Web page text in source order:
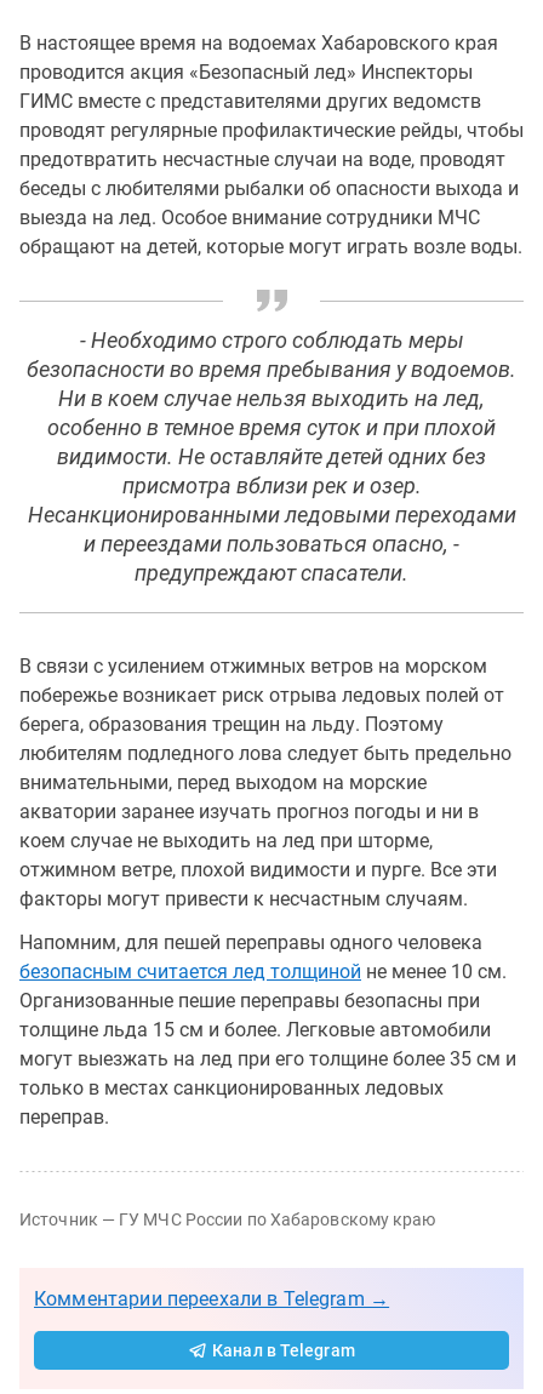
В настоящее время на водоемах Хабаровского края
проводится акция «Безопасный лед» Инспекторы
ГИМС вместе с представителями других ведомств
проводят регулярные профилактические рейды, чтобы
предотвратить несчастные случаи на воде, проводят
беседы с любителями рыбалки об опасности выхода и
выезда на лед. Особое внимание сотрудники МЧС
обращают на детей, которые могут играть возле воды.
- Необходимо строго соблюдать меры
безопасности во время пребывания у водоемов.
Ни в коем случае нельзя выходить на лед,
особенно в темное время суток и при плохой
видимости. Не оставляйте детей одних без
присмотра вблизи рек и озер.
Несанкционированными ледовыми переходами
и переездами пользоваться опасно, -
предупреждают спасатели.
В связи с усилением отжимных ветров на морском
побережье возникает риск отрыва ледовых полей от
берега, образования трещин на льду. Поэтому
любителям подледного лова следует быть предельно
внимательными, перед выходом на морские
акватории заранее изучать прогноз погоды и ни в
коем случае не выходить на лед при шторме,
отжимном ветре, плохой видимости и пурге. Все эти
факторы могут привести к несчастным случаям.
Напомним, для пешей переправы одного человека
безопасным считается лед толщиной не менее 10 см.
Организованные пешие переправы безопасны при
толщине льда 15 см и более. Легковые автомобили
могут выезжать на лед при его толщине более 35 см и
только в местах санкционированных ледовых
переправ.
Источник — ГУ МЧС России по Хабаровскому краю
Комментарии переехали в Telegram →
Канал в Telegram